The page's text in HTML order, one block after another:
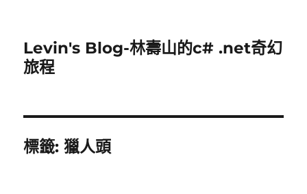
Levin's Blog-林壽山的c# .net奇幻
旅程
標籤:獵人頭